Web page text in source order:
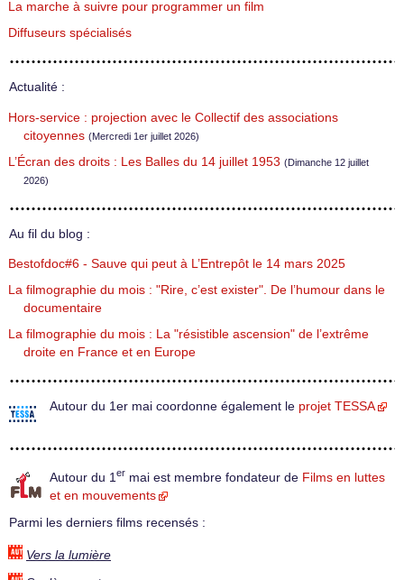
La marche à suivre pour programmer un film
Diffuseurs spécialisés
Actualité :
Hors-service : projection avec le Collectif des associations
citoyennes (Mercredi 1er juillet 2026)
L’Écran des droits : Les Balles du 14 juillet 1953 (Dimanche 12 juillet
2026)
Au fil du blog :
Bestofdoc#6 - Sauve qui peut à L’Entrepôt le 14 mars 2025
La filmographie du mois : "Rire, c’est exister". De l’humour dans le
documentaire
La filmographie du mois : La "résistible ascension" de l’extrême
droite en France et en Europe
Autour du 1er mai coordonne également le projet TESSA
Autour du 1 er mai est membre fondateur de Films en luttes
et en mouvements
Parmi les derniers films recensés :
Vers la lumière